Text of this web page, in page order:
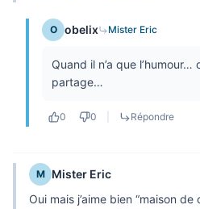
O obelix Mister Eric
Quand il n’a que l’humour…
partage…
0 0 Répondre
M Mister Eric
Oui mais j’aime bien “maison